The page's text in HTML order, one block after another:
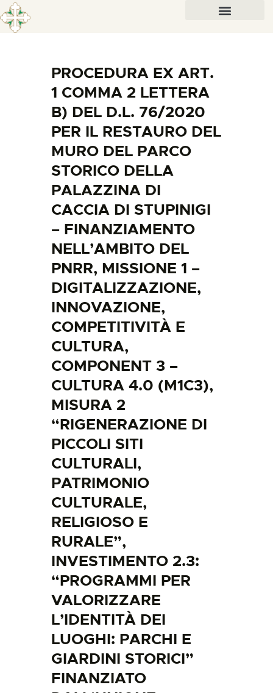
PROCEDURA EX ART.
1 COMMA 2 LETTERA
B) DEL D.L. 76/2020
PER IL RESTAURO DEL
MURO DEL PARCO
STORICO DELLA
PALAZZINA DI
CACCIA DI STUPINIGI
– FINANZIAMENTO
NELL’AMBITO DEL
PNRR, MISSIONE 1 –
DIGITALIZZAZIONE,
INNOVAZIONE,
COMPETITIVITÀ E
CULTURA,
COMPONENT 3 –
CULTURA 4.0 (M1C3),
MISURA 2
“RIGENERAZIONE DI
PICCOLI SITI
CULTURALI,
PATRIMONIO
CULTURALE,
RELIGIOSO E
RURALE”,
INVESTIMENTO 2.3:
“PROGRAMMI PER
VALORIZZARE
L’IDENTITÀ DEI
LUOGHI: PARCHI E
GIARDINI STORICI”
FINANZIATO